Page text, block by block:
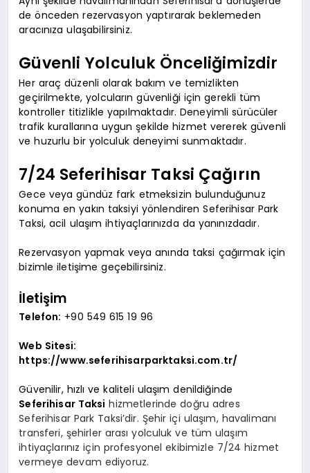
de önceden rezervasyon yaptırarak beklemeden
aracınıza ulaşabilirsiniz.
Güvenli Yolculuk Önceliğimizdir
Her araç düzenli olarak bakım ve temizlikten
geçirilmekte, yolcuların güvenliği için gerekli tüm
kontroller titizlikle yapılmaktadır. Deneyimli sürücüler
trafik kurallarına uygun şekilde hizmet vererek güvenli
ve huzurlu bir yolculuk deneyimi sunmaktadır.
7/24 Seferihisar Taksi Çağırın
Gece veya gündüz fark etmeksizin bulunduğunuz
konuma en yakın taksiyi yönlendiren Seferihisar Park
Taksi, acil ulaşım ihtiyaçlarınızda da yanınızdadır.
Rezervasyon yapmak veya anında taksi çağırmak için
bizimle iletişime geçebilirsiniz.
İletişim
Telefon: +90 549 615 19 96
Web Sitesi:
https://www.seferihisarparktaksi.com.tr/
Güvenilir, hızlı ve kaliteli ulaşım denildiğinde
Seferihisar Taksi hizmetlerinde doğru adres
Seferihisar Park Taksi’dir. Şehir içi ulaşım, havalimanı
transferi, şehirler arası yolculuk ve tüm ulaşım
ihtiyaçlarınız için profesyonel ekibimizle 7/24 hizmet
vermeye devam ediyoruz.